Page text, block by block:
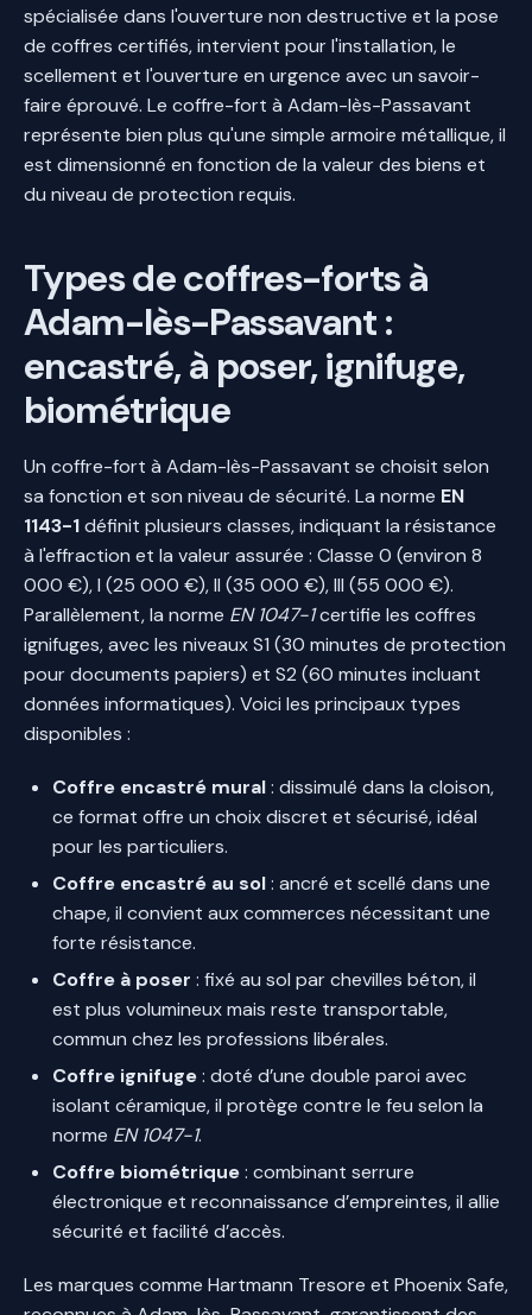
spécialisée dans l'ouverture non destructive et la pose
de coffres certifiés, intervient pour l'installation, le
scellement et l'ouverture en urgence avec un savoir-
faire éprouvé. Le coffre-fort à Adam-lès-Passavant
représente bien plus qu'une simple armoire métallique, il
est dimensionné en fonction de la valeur des biens et
du niveau de protection requis.
Types de coffres-forts à
Adam-lès-Passavant :
encastré, à poser, ignifuge,
biométrique
Un coffre-fort à Adam-lès-Passavant se choisit selon
sa fonction et son niveau de sécurité. La norme EN
1143-1définit plusieurs classes, indiquant la résistance
à l'effraction et la valeur assurée : Classe 0 (environ 8
000 €), I (25 000 €), II (35 000 €), III (55 000 €).
Parallèlement, la norme EN 1047-1certifie les coffres
ignifuges, avec les niveaux S1 (30 minutes de protection
pour documents papiers) et S2 (60 minutes incluant
données informatiques). Voici les principaux types
disponibles :
Coffre encastré mural: dissimulé dans la cloison,
ce format offre un choix discret et sécurisé, idéal
pour les particuliers.
Coffre encastré au sol: ancré et scellé dans une
chape, il convient aux commerces nécessitant une
forte résistance.
Coffre à poser : fixé au sol par chevilles béton, il
est plus volumineux mais reste transportable,
commun chez les professions libérales.
Coffre ignifuge: doté d’une double paroi avec
isolant céramique, il protège contre le feu selon la
norme EN 1047-1.
Coffre biométrique: combinant serrure
électronique et reconnaissance d’empreintes, il allie
sécurité et facilité d’accès.
Les marques comme Hartmann Tresore et Phoenix Safe,